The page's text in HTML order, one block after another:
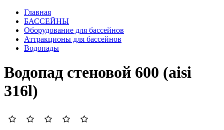
Главная
БАССЕЙНЫ
Оборудование для бассейнов
Аттракционы для бассейнов
Водопады
Водопад стеновой 600 (aisi
316l)